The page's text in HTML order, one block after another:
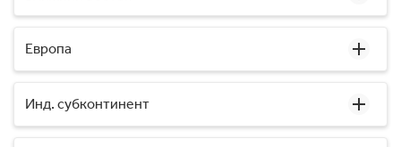
Европа
Инд. субконтинент